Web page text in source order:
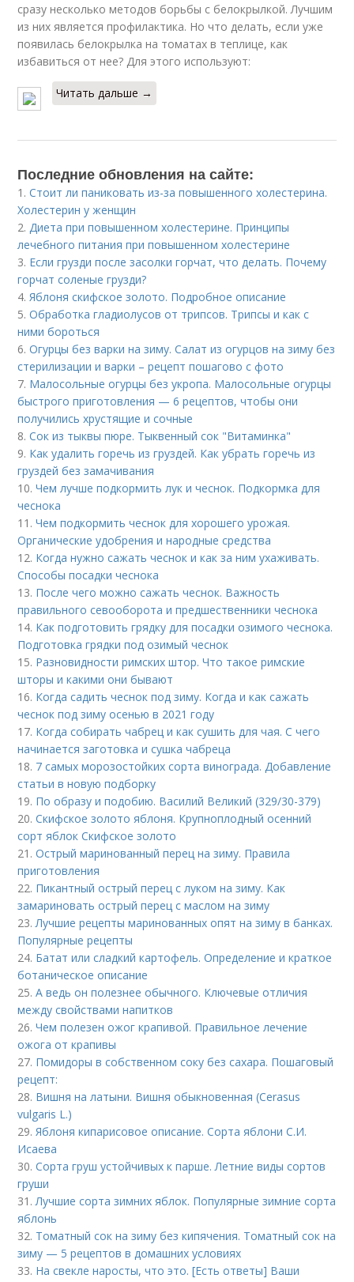
сразу несколько методов борьбы с белокрылкой. Лучшим
из них является профилактика. Но что делать, если уже
появилась белокрылка на томатах в теплице, как
избавиться от нее? Для этого используют:
Читать дальше →
Последние обновления на сайте:
1.Стоит ли паниковать из-за повышенного холестерина.
Холестерин у женщин
2. Диета при повышенном холестерине. Принципы
лечебного питания при повышенном холестерине
3. Если грузди после засолки горчат, что делать. Почему
горчат соленые грузди?
4. Яблоня скифское золото. Подробное описание
5.Обработка гладиолусов от трипсов. Трипсы и как с
ними бороться
6.Огурцы без варки на зиму. Салат из огурцов на зиму без
стерилизации и варки – рецепт пошагово с фото
7. Малосольные огурцы без укропа. Малосольные огурцы
быстрого приготовления — 6 рецептов, чтобы они
получились хрустящие и сочные
8.Сок из тыквы пюре. Тыквенный сок "Витаминка"
9. Как удалить горечь из груздей. Как убрать горечь из
груздей без замачивания
10.Чем лучше подкормить лук и чеснок. Подкормка для
чеснока
11.Чем подкормить чеснок для хорошего урожая.
Органические удобрения и народные средства
12. Когда нужно сажать чеснок и как за ним ухаживать.
Способы посадки чеснока
13. После чего можно сажать чеснок. Важность
правильного севооборота и предшественники чеснока
14. Как подготовить грядку для посадки озимого чеснока.
Подготовка грядки под озимый чеснок
15. Разновидности римских штор. Что такое римские
шторы и какими они бывают
16. Когда садить чеснок под зиму. Когда и как сажать
чеснок под зиму осенью в 2021 году
17. Когда собирать чабрец и как сушить для чая. С чего
начинается заготовка и сушка чабреца
18. 7 самых морозостойких сорта винограда. Добавление
статьи в новую подборку
19. По образу и подобию. Василий Великий (329/30-379)
20.Скифское золото яблоня. Крупноплодный осенний
сорт яблок Скифское золото
21.Острый маринованный перец на зиму. Правила
приготовления
22. Пикантный острый перец с луком на зиму. Как
замариновать острый перец с маслом на зиму
23. Лучшие рецепты маринованных опят на зиму в банках.
Популярные рецепты
24. Батат или сладкий картофель. Определение и краткое
ботаническое описание
25.А ведь он полезнее обычного. Ключевые отличия
между свойствами напитков
26.Чем полезен ожог крапивой. Правильное лечение
ожога от крапивы
27. Помидоры в собственном соку без сахара. Пошаговый
рецепт:
28. Вишня на латыни. Вишня обыкновенная (Cerasus
vulgaris L.)
29. Яблоня кипарисовое описание. Сорта яблони С.И.
Исаева
30.Сорта груш устойчивых к парше. Летние виды сортов
груши
31. Лучшие сорта зимних яблок. Популярные зимние сорта
яблонь
32. Томатный сок на зиму без кипячения. Томатный сок на
зиму — 5 рецептов в домашних условиях
33. На свекле наросты, что это. [Есть ответы] Ваши